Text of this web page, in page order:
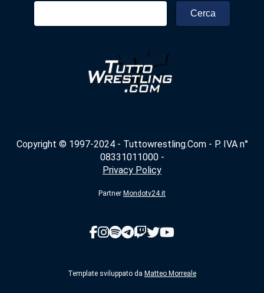
Ricerca
Copyright © 1997-2024 - Tuttowrestling.Com - P. IVA n°
08331011000 -
Privacy Policy
Partner Mondotv24.it
Template sviluppato da Matteo Morreale